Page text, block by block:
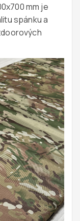
mm je
spánku a